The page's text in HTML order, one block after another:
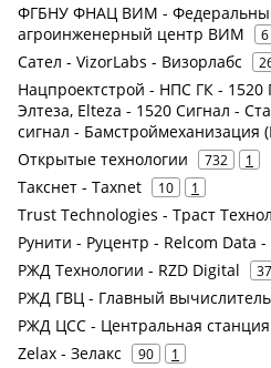
ФГБНУ ФНАЦ ВИМ -
агроинженерный центр ВИМ
6
Сател - VizorLabs - Визорлабс
Нацпроектстрой - НПС ГК -
Элтеза, Elteza - 1520 Сигнал -
сигнал - Бамстроймеханизация
Открытые технологии 732 1
Такснет - Taxnet 10 1
Trust Technologies - Траст
Рунити - Руцентр - Relcom Data
РЖД Технологии - RZD Digital 37
РЖД ГВЦ - Главный
РЖД ЦСС - Центральная станция
Zelax - Зелакс 90 1